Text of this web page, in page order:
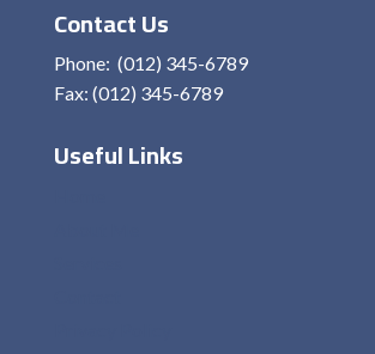
Contact Us
Phone: (012) 345-6789
Fax: (012) 345-6789
Useful Links